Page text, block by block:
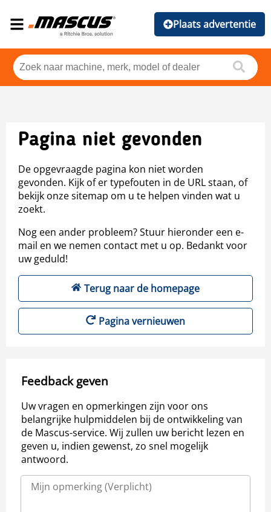
Plaats advertentie
Pagina niet gevonden
De opgevraagde pagina kon niet worden
gevonden. Kijk of er typefouten in de URL staan, of
bekijk onze sitemap om u te helpen vinden wat u
zoekt.
Nog een ander probleem? Stuur hieronder een e-
mail en we nemen contact met u op. Bedankt voor
uw geduld!
Terug naar de homepage
Pagina vernieuwen
Feedback geven
Uw vragen en opmerkingen zijn voor ons
belangrijke hulpmiddelen bij de ontwikkeling van
de Mascus-service. Wij zullen uw bericht lezen en
geven u, indien gewenst, zo snel mogelijk
antwoord.